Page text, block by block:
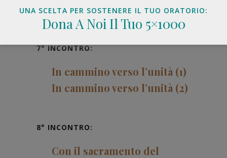
Liturgia
7° INCONTRO:
In cammino verso l’unità (1)
In cammino verso l’unità (2)
8° INCONTRO:
Con il sacramento del
UNA SCELTA PER SOSTENERE IL TUO ORATORIO:
Dona A Noi Il Tuo 5×1000